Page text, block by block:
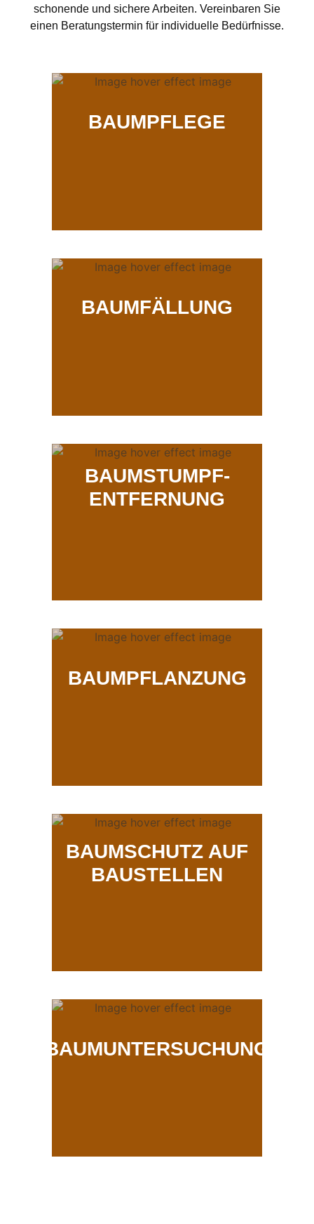
schonende und sichere Arbeiten. Vereinbaren Sie
einen Beratungstermin für individuelle Bedürfnisse.
BAUMPFLEGE
BAUMFÄLLUNG
BAUMSTUMPF-
ENTFERNUNG
BAUMPFLANZUNG
BAUMSCHUTZ AUF
BAUSTELLEN
BAUMUNTERSUCHUNG